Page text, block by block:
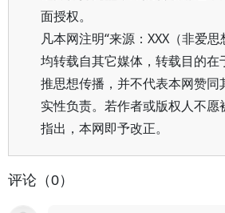
面授权。
凡本网注明“来源：XXX（非爱思
均转载自其它媒体，转载目的在
推思想传播，并不代表本网赞同
实性负责。若作者或版权人不愿
指出，本网即予改正。
评论（0）